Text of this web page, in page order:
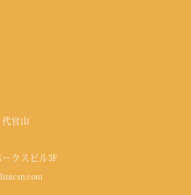
官山
クスビル3F